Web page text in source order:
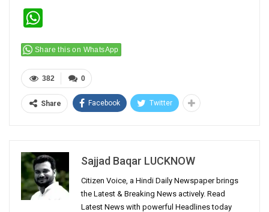
Share this on WhatsApp
0
382
Share Facebook Twitter
Sajjad Baqar LUCKNOW
Citizen Voice, a Hindi Daily Newspaper brings
the Latest & Breaking News actively. Read
Latest News with powerful Headlines today